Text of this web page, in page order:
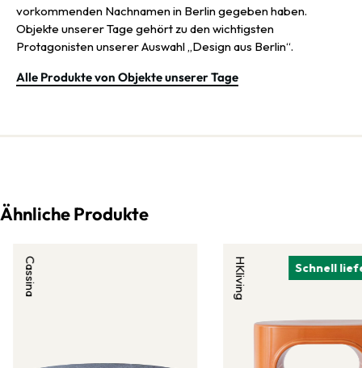
vorkommenden Nachnamen in Berlin gegeben haben.
Objekte unserer Tage gehört zu den wichtigsten
Protagonisten unserer Auswahl „Design aus Berlin“.
Alle Produkte von Objekte unserer Tage
Ähnliche Produkte
Cassina Schnell
HKliving